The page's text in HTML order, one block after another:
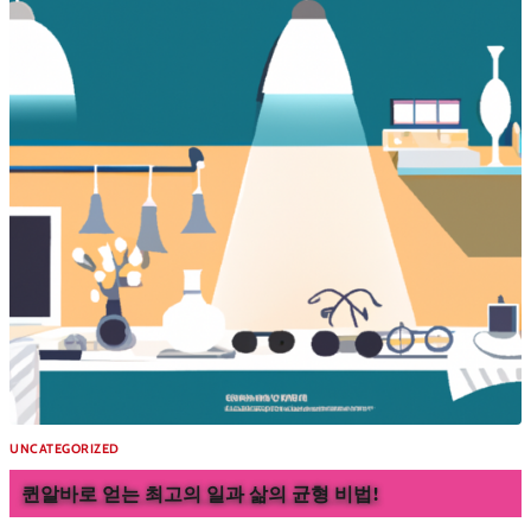
UNCATEGORIZED
퀸알바로 얻는 최고의 일과 삶의 균형 비법!